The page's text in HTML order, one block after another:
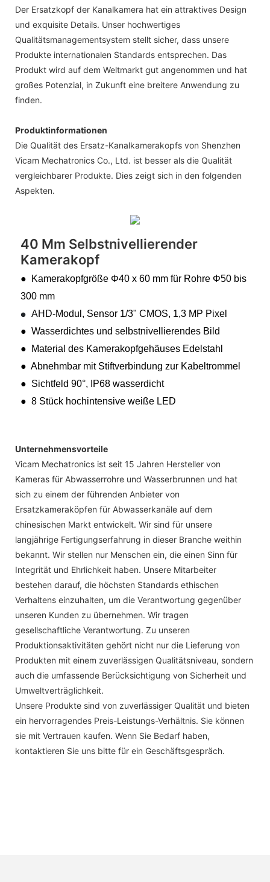
Der Ersatzkopf der Kanalkamera hat ein attraktives Design
und exquisite Details. Unser hochwertiges
Qualitätsmanagementsystem stellt sicher, dass unsere
Produkte internationalen Standards entsprechen. Das
Produkt wird auf dem Weltmarkt gut angenommen und hat
großes Potenzial, in Zukunft eine breitere Anwendung zu
finden.
Produktinformationen
Die Qualität des Ersatz-Kanalkamerakopfs von Shenzhen
Vicam Mechatronics Co., Ltd. ist besser als die Qualität
vergleichbarer Produkte. Dies zeigt sich in den folgenden
Aspekten.
40 Mm Selbstnivellierender
Kamerakopf
● Kamerakopfgröße Φ40 x 60 mm für Rohre Φ50 bis
300 mm
●
AHD-Modul, Sensor 1/3" CMOS, 1,3 MP Pixel
● Wasserdichtes und selbstnivellierendes Bild
● Material des Kamerakopfgehäuses Edelstahl
● Abnehmbar mit Stiftverbindung zur Kabeltrommel
● Sichtfeld 90°, IP68 wasserdicht
● 8 Stück hochintensive weiße LED
Unternehmensvorteile
Vicam Mechatronics ist seit 15 Jahren Hersteller von
Kameras für Abwasserrohre und Wasserbrunnen und hat
sich zu einem der führenden Anbieter von
Ersatzkameraköpfen für Abwasserkanäle auf dem
chinesischen Markt entwickelt. Wir sind für unsere
langjährige Fertigungserfahrung in dieser Branche weithin
bekannt. Wir stellen nur Menschen ein, die einen Sinn für
Integrität und Ehrlichkeit haben. Unsere Mitarbeiter
bestehen darauf, die höchsten Standards ethischen
Verhaltens einzuhalten, um die Verantwortung gegenüber
unseren Kunden zu übernehmen. Wir tragen
gesellschaftliche Verantwortung. Zu unseren
Produktionsaktivitäten gehört nicht nur die Lieferung von
Produkten mit einem zuverlässigen Qualitätsniveau, sondern
auch die umfassende Berücksichtigung von Sicherheit und
Umweltverträglichkeit.
Unsere Produkte sind von zuverlässiger Qualität und bieten
ein hervorragendes Preis-Leistungs-Verhältnis. Sie können
sie mit Vertrauen kaufen. Wenn Sie Bedarf haben,
kontaktieren Sie uns bitte für ein Geschäftsgespräch.